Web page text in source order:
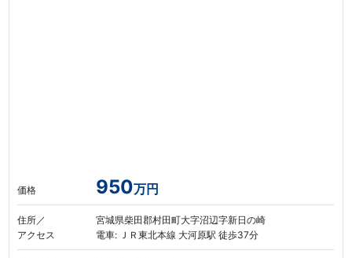
価格 950万円
住所／
アクセス
宮城県柴田郡村田町大字沼辺字新日の崎
電車: ＪＲ東北本線 大河原駅 徒歩37分